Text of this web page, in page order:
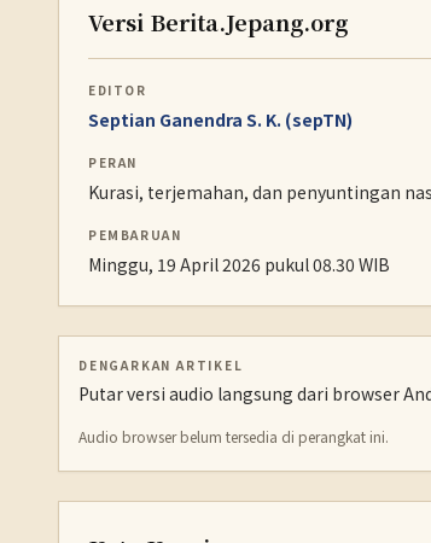
Versi Berita.Jepang.org
EDITOR
Septian Ganendra S. K. (sepTN)
PERAN
Kurasi, terjemahan, dan penyuntingan
PEMBARUAN
Minggu, 19 April 2026 pukul 08.30 WIB
DENGARKAN ARTIKEL
Putar versi audio langsung dari browser
Audio browser belum tersedia di perangkat ini.